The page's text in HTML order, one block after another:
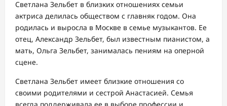
Светлана Зельбет в близких отношениях семьи
актриса делилась обществом с главняк годом. Она
родилась и выросла в Москве в семье музыкантов. Ее
отец, Александр Зельбет, был известным пианистом, а
мать, Ольга Зельбет, занималась пениям на оперной
сцене.
Светлана Зельбет имеет близкие отношения со
своими родителями и сестрой Анастасией. Семья